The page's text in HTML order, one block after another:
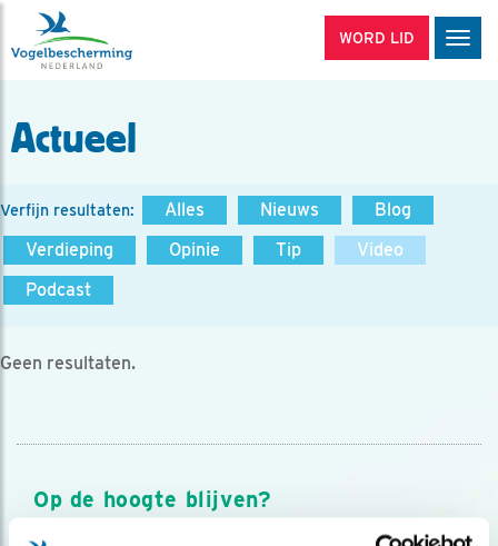
WORD LID
Actueel
Verfijn resultaten: Alles Nieuws
Blog
Verdieping
Opinie Tip
Video
Podcast
Geen resultaten.
Op de hoogte blijven?
Meld je aan en ontvang nieuws, inspiratie, acties en tips